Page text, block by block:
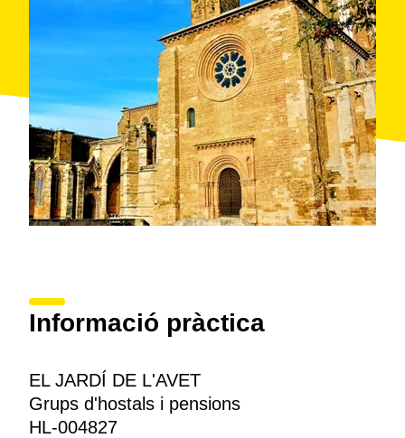
Informació pràctica
EL JARDÍ DE L'AVET
Grups d'hostals i pensions
HL-004827